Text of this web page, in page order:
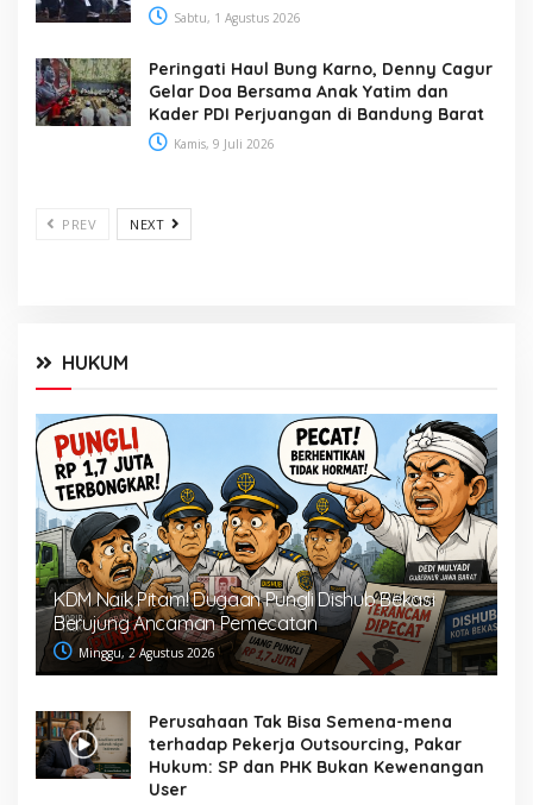
Sabtu, 1 Agustus 2026
Peringati Haul Bung Karno, Denny Cagur
Gelar Doa Bersama Anak Yatim dan
Kader PDI Perjuangan di Bandung Barat
Kamis, 9 Juli 2026
PREV NEXT
HUKUM
KDM Naik Pitam! Dugaan Pungli Dishub Bekasi
Berujung Ancaman Pemecatan
Minggu, 2 Agustus 2026
Perusahaan Tak Bisa Semena-mena
terhadap Pekerja Outsourcing, Pakar
Hukum: SP dan PHK Bukan Kewenangan
User